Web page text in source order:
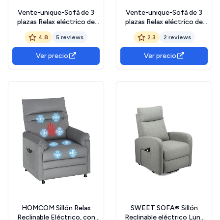
Vente-unique-Sofá de 3
plazas Relax eléctrico de
Tela Gris Topo DOLENE
4.8 5 reviews
Ver precio
Vente-unique-Sofá de 3
plazas Relax eléctrico de
Terciopelo METTI - Gris y
Bandas Crudo
2.3 2 reviews
Ver precio
HOMCOM Sillón Relax
Reclinable Eléctrico, con
SWEET SOFA® Sillón
Reclinable eléctrico Luna